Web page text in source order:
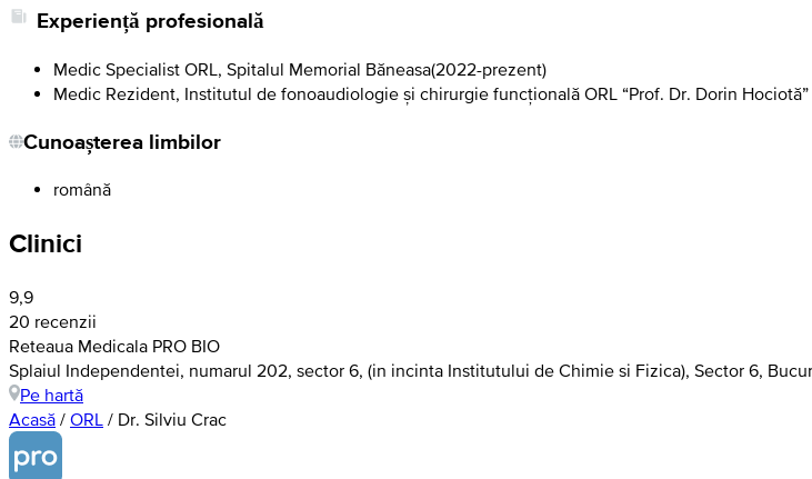
Experiență profesională
Medic Specialist ORL, Spitalul Memorial Băneasa(2022-prezent)
Medic Rezident, Institutul de fonoaudiologie și chirurgie funcţională ORL “Prof. Dr. Dorin
Cunoașterea limbilor
română
Clinici
9,9
20 recenzii
Reteaua Medicala PRO BIO
Splaiul Independentei, numarul 202, sector 6, (in incinta Institutului de Chimie si Fizica), Sector 6,
Pe hartă
Acasă / ORL / Dr. Silviu Crac